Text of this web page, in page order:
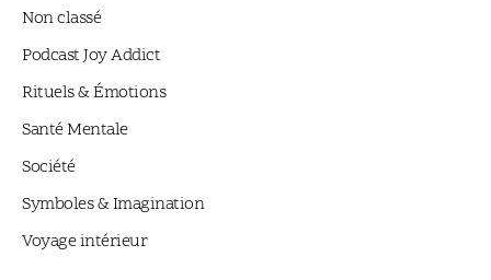
Non classé
Podcast Joy Addict
Rituels & Émotions
Santé Mentale
Société
Symboles & Imagination
Voyage intérieur